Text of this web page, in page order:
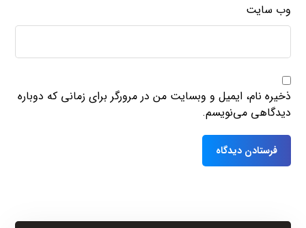
وب‌ سایت
ذخیره نام، ایمیل و وبسایت من در مرورگر برای زمانی که دوباره
دیدگاهی می‌نویسم.